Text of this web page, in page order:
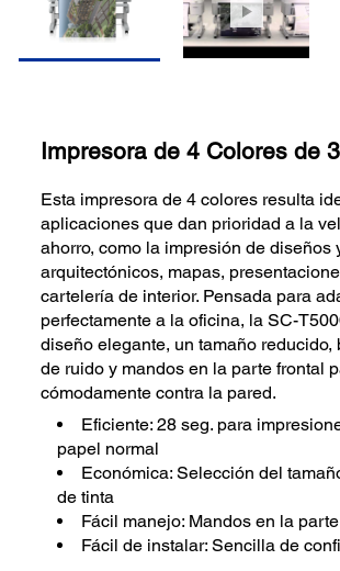
Impresora de 4 Colores de
Esta impresora de 4 colores resulta
aplicaciones que dan prioridad a la
ahorro, como la impresión de diseños
arquitectónicos, mapas,
cartelería de interior. Pensada para
perfectamente a la oficina, la SC-
diseño elegante, un tamaño reducido,
de ruido y mandos en la parte frontal
cómodamente contra la pared.
Eficiente: 28 seg. para
papel normal
Económica: Selección del
de tinta
Fácil manejo: Mandos en la
Fácil de instalar: Sencilla de